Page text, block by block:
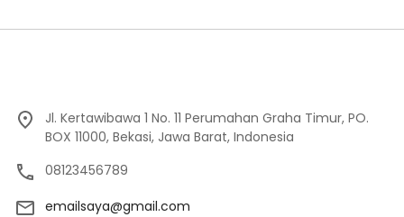
Jl. Kertawibawa 1 No. 11 Perumahan Graha Timur, PO.
BOX 11000, Bekasi, Jawa Barat, Indonesia
08123456789
emailsaya@gmail.com